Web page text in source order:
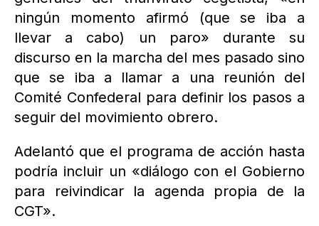
ningún momento afirmó (que se iba a
llevar a cabo) un paro» durante su
discurso en la marcha del mes pasado sino
que se iba a llamar a una reunión del
Comité Confederal para definir los pasos a
seguir del movimiento obrero.
Adelantó que el programa de acción hasta
podría incluir un «diálogo con el Gobierno
para reivindicar la agenda propia de la
CGT».